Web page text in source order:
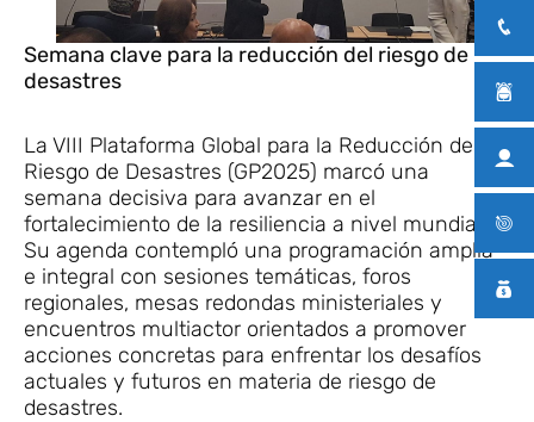
Semana clave para la reducción del riesgo de
desastres
La VIII Plataforma Global para la Reducción del
Riesgo de Desastres (GP2025) marcó una
semana decisiva para avanzar en el
fortalecimiento de la resiliencia a nivel mundial.
Su agenda contempló una programación amplia
e integral con sesiones temáticas, foros
regionales, mesas redondas ministeriales y
encuentros multiactor orientados a promover
acciones concretas para enfrentar los desafíos
actuales y futuros en materia de riesgo de
desastres.